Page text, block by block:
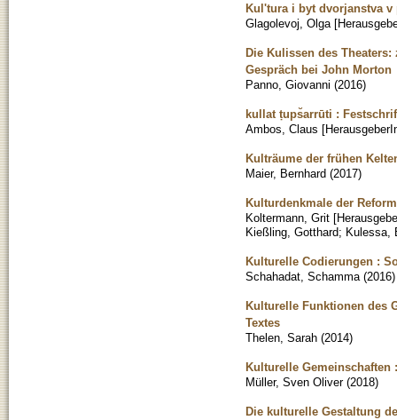
Kul'tura i byt dvorjanstva
Glagolevoj, Olga
Die Kulissen des
Gespräch bei John Morton
Panno, Giovanni (2016)
kullat ṭups̆arrūti :
Ambos, Claus
Kulträume der frühen
Maier, Bernhard (2017)
Kulturdenkmale der
Koltermann, Grit
Kießling, Gotthard; Kulessa,
Kulturelle Codierungen :
Schahadat, Schamma (2016)
Kulturelle Funktionen des
Textes
Thelen, Sarah (2014)
Kulturelle
Müller, Sven Oliver (2018)
Die kulturelle Gestaltung